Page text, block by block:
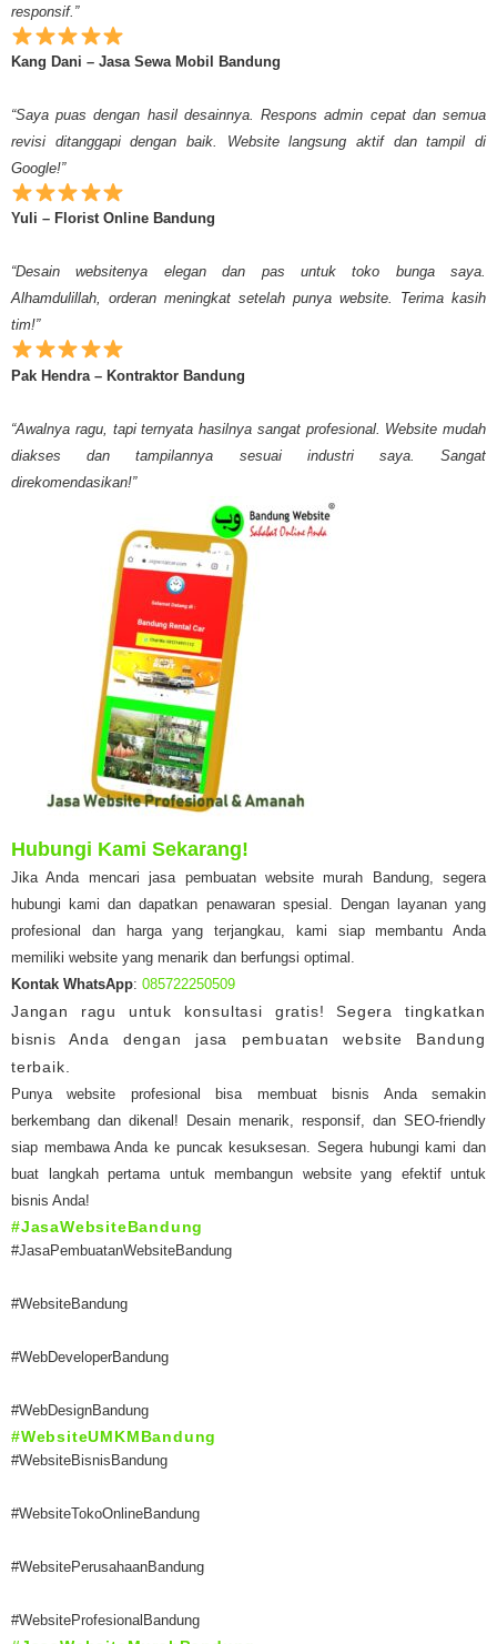
responsif.”
Kang Dani – Jasa Sewa Mobil Bandung
“Saya puas dengan hasil desainnya. Respons admin cepat dan semua
revisi ditanggapi dengan baik. Website langsung aktif dan tampil di
Google!”
Yuli – Florist Online Bandung
“Desain websitenya elegan dan pas untuk toko bunga saya.
Alhamdulillah, orderan meningkat setelah punya website. Terima kasih
tim!”
Pak Hendra – Kontraktor Bandung
“Awalnya ragu, tapi ternyata hasilnya sangat profesional. Website mudah
diakses dan tampilannya sesuai industri saya. Sangat
direkomendasikan!”
Hubungi Kami Sekarang!
Jika Anda mencari jasa pembuatan website murah Bandung, segera
hubungi kami dan dapatkan penawaran spesial. Dengan layanan yang
profesional dan harga yang terjangkau, kami siap membantu Anda
memiliki website yang menarik dan berfungsi optimal.
Kontak WhatsApp: 085722250509
Jangan ragu untuk konsultasi gratis! Segera tingkatkan
bisnis Anda dengan jasa pembuatan website Bandung
terbaik.
Punya website profesional bisa membuat bisnis Anda semakin
berkembang dan dikenal! Desain menarik, responsif, dan SEO-friendly
siap membawa Anda ke puncak kesuksesan. Segera hubungi kami dan
buat langkah pertama untuk membangun website yang efektif untuk
bisnis Anda!
#JasaWebsiteBandung
#JasaPembuatanWebsiteBandung
#WebsiteBandung
#WebDeveloperBandung
#WebDesignBandung
#WebsiteUMKMBandung
#WebsiteBisnisBandung
#WebsiteTokoOnlineBandung
#WebsitePerusahaanBandung
#WebsiteProfesionalBandung